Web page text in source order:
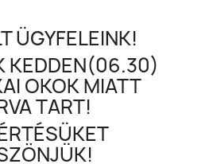
ÜGYFELEINK!
KEDDEN(06.30)
OKOK MIATT
TART!